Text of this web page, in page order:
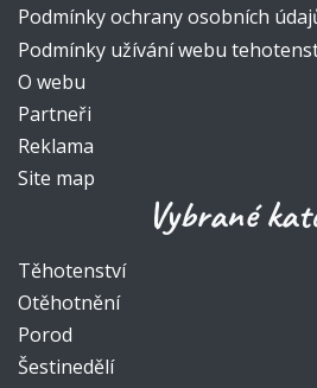
Podmínky ochrany osobních
Podmínky užívání webu
O webu
Partneři
Reklama
Site map
Vybrané
Těhotenství
Otěhotnění
Porod
Šestinedělí